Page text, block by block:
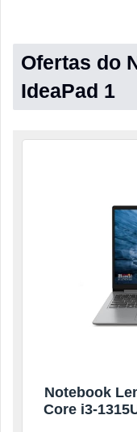
Ofertas do
IdeaPad 1
Notebook
Core i3-